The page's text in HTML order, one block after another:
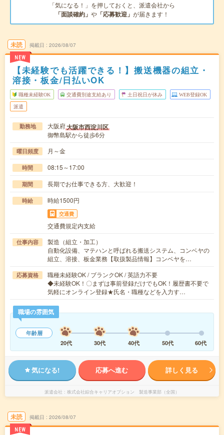
「気になる！」を押しておくと、派遣会社から
「面談確約」 や 「応募歓迎」 が届きます！
未読
NEW
掲載日 2026/08/07
【未経験でも活躍できる！】搬送機器の組立・
溶接・板金/日払いOK
職種未経験OK 交通費別途支給あり 土日祝日が休み WEB登録OK
派遣
勤務地 大阪府大阪市西淀川区
御幣島駅から徒歩6分
曜日頻度 月～金
時間 08:15～17:00
期間 長期でお仕事できる方、大歓迎！
時給 時給1500円
交通費
交通費規定内支給
仕事内容
製造（組立・加工）
自動化設備、マテハンと呼ばれる搬送システム、コンベヤの
組立、溶接、板金業務【取扱製品情報】コンベヤを…
応募資格
職種未経験OK / ブランクOK / 英語力不要
◆未経験OK！〇まずは事前登録だけでもOK！履歴書不要で
気軽にオンライン登録★氏名・職種などを入力す…
職場の雰囲気
年齢層
20代
30代 40代 50代 60代
気になる! 応募へ進む 詳しく見る
派遣会社 株式会社綜合キャリアオプション 製造事業部（全国）
未読
NEW
掲載日 2026/08/07